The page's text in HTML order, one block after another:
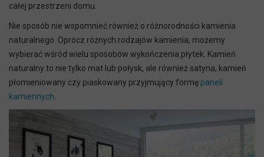
całej przestrzeni domu.
Nie sposób nie wspomnieć również o różnorodności kamienia
naturalnego. Oprócz różnych rodzajów kamienia, możemy
wybierać wśród wielu sposobów wykończenia płytek. Kamień
naturalny to nie tylko mat lub połysk, ale również satyna, kamień
płomieniowany czy piaskowany przyjmujący formę paneli
kamiennych